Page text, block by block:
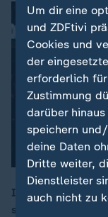
Im zweiten Finale
siegte der
Um dir eine
und ZDFtivi
Cookies und
der
erforderlich
Zustimmung
darüber
speichern
deine Daten
Dritte weiter,
Dienstleister
auch nicht zu